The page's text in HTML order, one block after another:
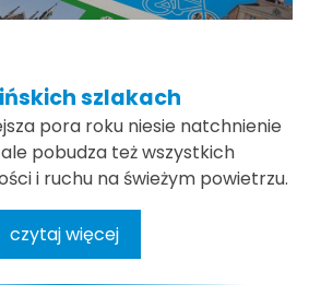
szlakach
pora roku niesie natchnienie
pobudza też wszystkich
i ruchu na świeżym powietrzu.
czytaj więcej